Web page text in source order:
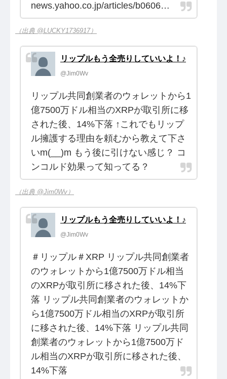
news.yahoo.co.jp/articles/b0606…
（出典 @LUCKY1736917）
リップルもう全売りしていいよ！♪
@Jim0Wv
リップル共同創業者のウォレットから1
億7500万ドル相当のXRPが取引所に移
された後、14%下落 ↑これでもリップ
ル擁護する理由を頼むから教えて下さ
いm(__)m もう後に引けない感じ？ コ
ンコルド効果って知ってる？
（出典 @Jim0Wv）
リップルもう全売りしていいよ！♪
@Jim0Wv
＃リップル＃XRP リップル共同創業者
のウォレットから1億7500万ドル相当
のXRPが取引所に移された後、14%下
落 リップル共同創業者のウォレットか
ら1億7500万ドル相当のXRPが取引所
に移された後、14%下落 リップル共同
創業者のウォレットから1億7500万ド
ル相当のXRPが取引所に移された後、
14%下落